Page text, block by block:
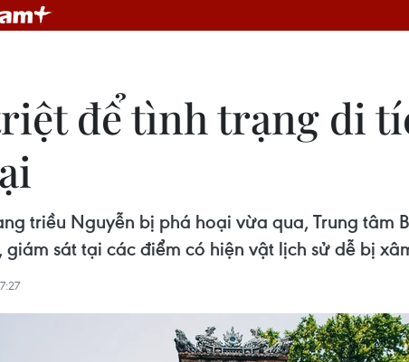
để tình trạng di
triều Nguyễn bị phá hoại vừa qua, Trung
sát tại các điểm có hiện vật lịch sử dễ bị